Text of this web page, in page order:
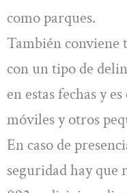
como parques.
También conviene
con un tipo de
en estas fechas y
móviles y otros
En caso de
seguridad hay que